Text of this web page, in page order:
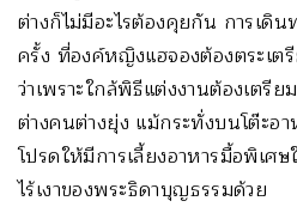
ต่างก็ไม่มีอะไรต้องคุยกัน การเดิ
ครั้ง ที่องค์หญิงแฮจองต้องตระเต
ว่าเพราะใกล้พิธีแต่งงานต้องเตรี
ต่างคนต่างยุ่ง แม้กระทั่งบนโต๊ะอ
โปรดให้มีการเลี้ยงอาหารมื้อพิเ
ไร้เงาของพระธิดาบุญธรรมด้วย